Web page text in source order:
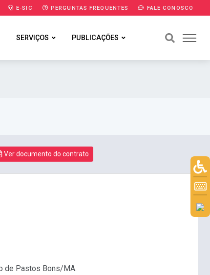
E-SIC PERGUNTAS FREQUENTES FALE CONOSCO
SERVIÇOS PUBLICAÇÕES
Ver documento do contrato
de Pastos Bons/MA.